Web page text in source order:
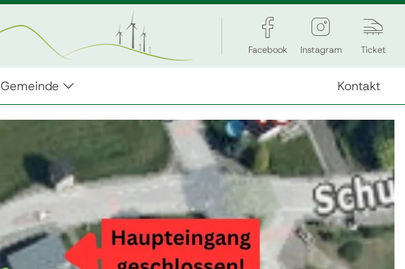
Facebook Instagram Ticket
Gemeinde Kontakt